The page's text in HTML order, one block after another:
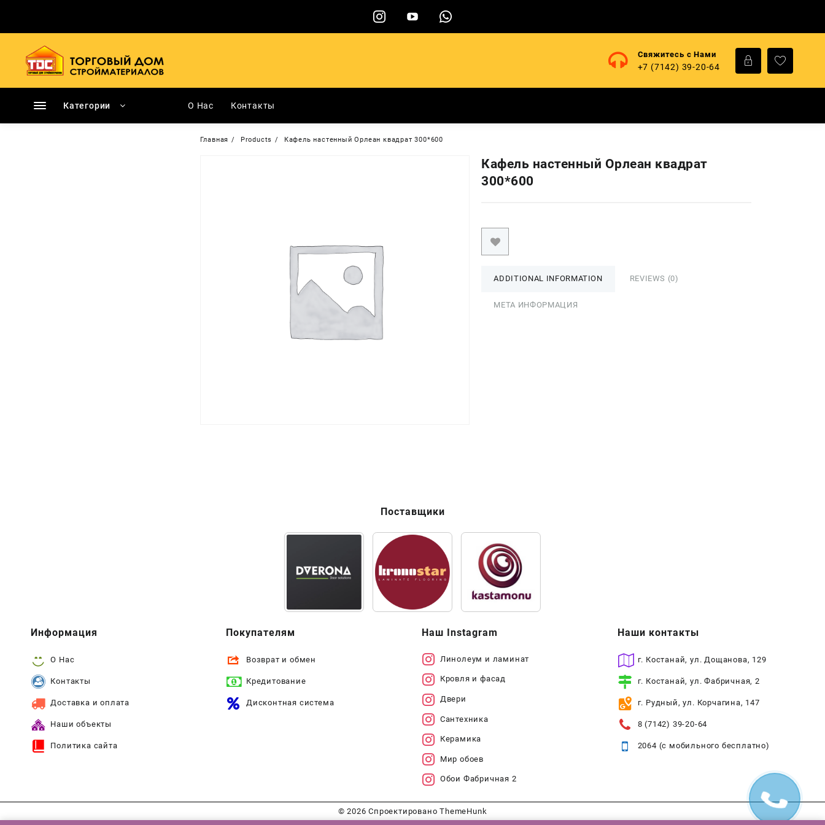
содержимому
Свяжитесь с Нами
+7 (7142) 39-20-64
Категории О Нас Контакты
Главная Products Кафель настенный Орлеан квадрат 300*600
Кафель настенный Орлеан квадрат
300*600
ADDITIONAL INFORMATION REVIEWS (0)
МЕТА ИНФОРМАЦИЯ
Поставщики
Информация
О Нас
Контакты
Доставка и оплата
Наши объекты
Политика сайта
Покупателям
Возврат и обмен
Кредитование
Дисконтная система
Наш Instagram
Линолеум и ламинат
Кровля и фасад
Двери
Сантехника
Керамика
Мир обоев
Обои Фабричная 2
Наши контакты
г. Костанай, ул. Дощанова, 129
г. Костанай, ул. Фабричная, 2
г. Рудный, ул. Корчагина, 147
8 (7142) 39-20-64
2064 (с мобильного бесплатно)
© 2026Спроектировано ThemeHunk